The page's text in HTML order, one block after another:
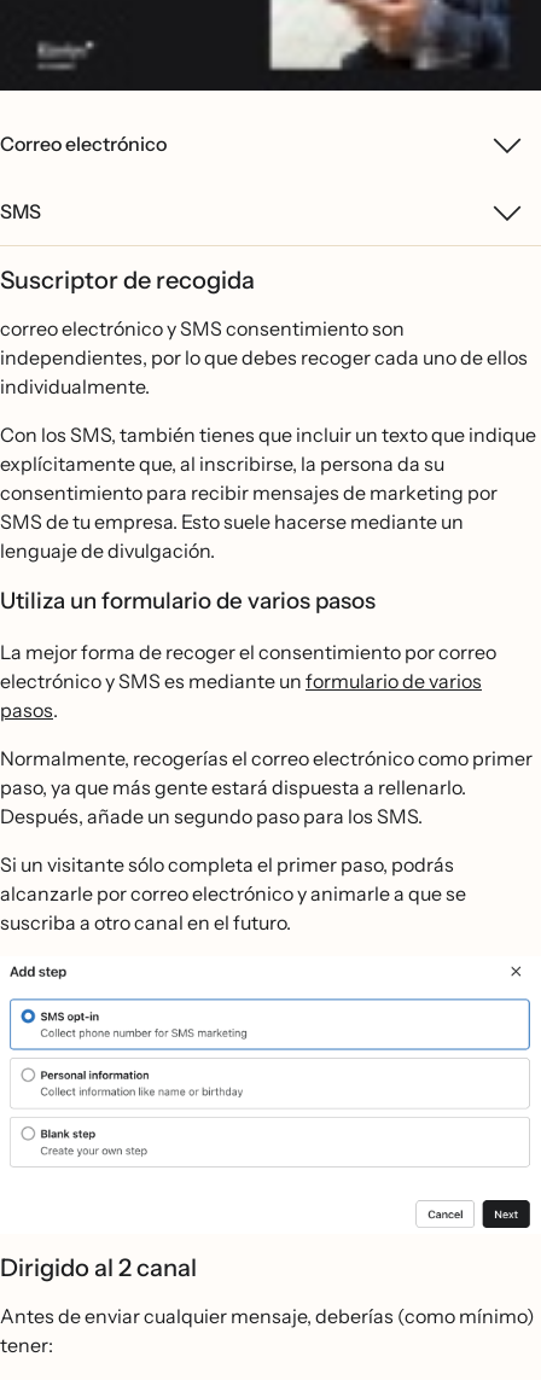
Correo electrónico
SMS
Suscriptor de recogida
correo electrónico y SMS consentimiento son
independientes, por lo que debes recoger cada uno de ellos
individualmente.
Con los SMS, también tienes que incluir un texto que indique
explícitamente que, al inscribirse, la persona da su
consentimiento para recibir mensajes de marketing por
SMS de tu empresa. Esto suele hacerse mediante un
lenguaje de divulgación.
Utiliza un formulario de varios pasos
La mejor forma de recoger el consentimiento por correo
electrónico y SMS es mediante un formulario de varios
pasos.
Normalmente, recogerías el correo electrónico como primer
paso, ya que más gente estará dispuesta a rellenarlo.
Después, añade un segundo paso para los SMS.
Si un visitante sólo completa el primer paso, podrás
alcanzarle por correo electrónico y animarle a que se
suscriba a otro canal en el futuro.
Dirigido al 2 canal
Antes de enviar cualquier mensaje, deberías (como mínimo)
tener: